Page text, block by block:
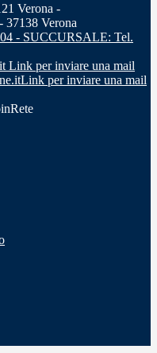
Verona -
Verona
- SUCCURSALE: Tel.
Link per inviare una mail
Link per inviare una mail